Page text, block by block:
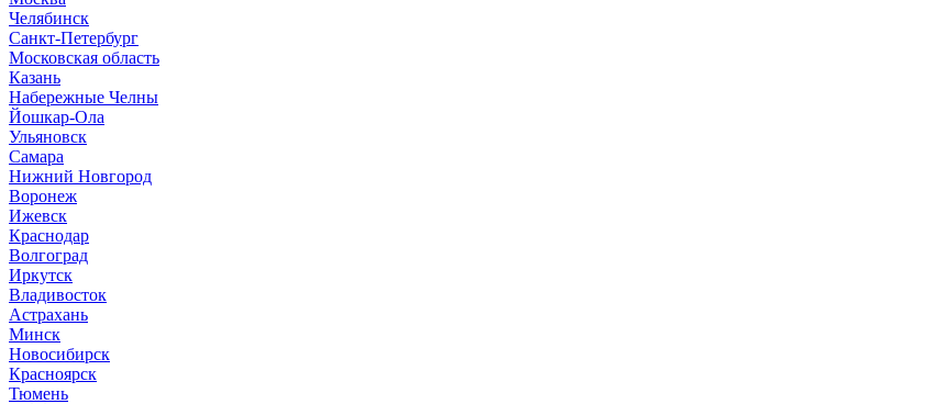
Челябинск
Санкт-Петербург
Московская область
Казань
Набережные Челны
Йошкар-Ола
Ульяновск
Самара
Нижний Новгород
Воронеж
Ижевск
Краснодар
Волгоград
Иркутск
Владивосток
Астрахань
Минск
Новосибирск
Красноярск
Тюмень